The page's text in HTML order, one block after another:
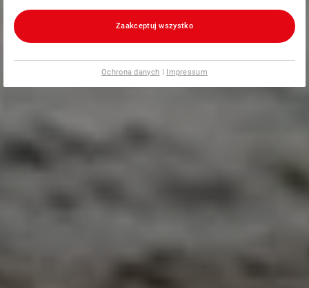
Zaakceptuj wszystko
Ochrona danych | Impressum